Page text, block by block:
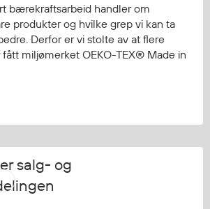
bærekraftsarbeid handler om
produkter og hvilke grep vi kan ta
Derfor er vi stolte av at flere
miljømerket OEKO-TEX® Made in
salg- og